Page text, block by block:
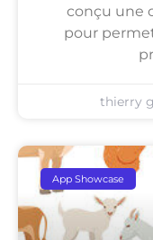
conçu une
pour
thierry
App Showcase